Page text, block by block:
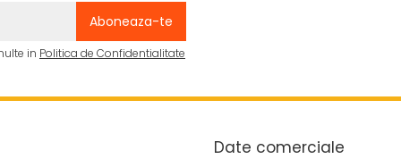
in Politica de Confidentialitate
Date comerciale